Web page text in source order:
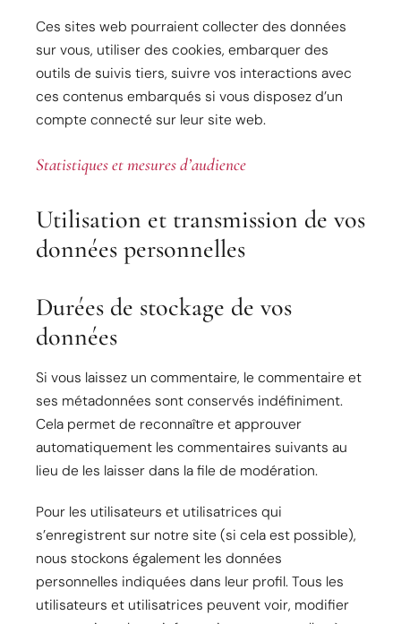
Ces sites web pourraient collecter des données
sur vous, utiliser des cookies, embarquer des
outils de suivis tiers, suivre vos interactions avec
ces contenus embarqués si vous disposez d’un
compte connecté sur leur site web.
Statistiques et mesures d’audience
Utilisation et transmission de vos
données personnelles
Durées de stockage de vos
données
Si vous laissez un commentaire, le commentaire et
ses métadonnées sont conservés indéfiniment.
Cela permet de reconnaître et approuver
automatiquement les commentaires suivants au
lieu de les laisser dans la file de modération.
Pour les utilisateurs et utilisatrices qui
s’enregistrent sur notre site (si cela est possible),
nous stockons également les données
personnelles indiquées dans leur profil. Tous les
utilisateurs et utilisatrices peuvent voir, modifier